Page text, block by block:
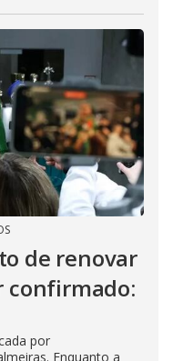
de renovar
confirmado:
por
Enquanto a